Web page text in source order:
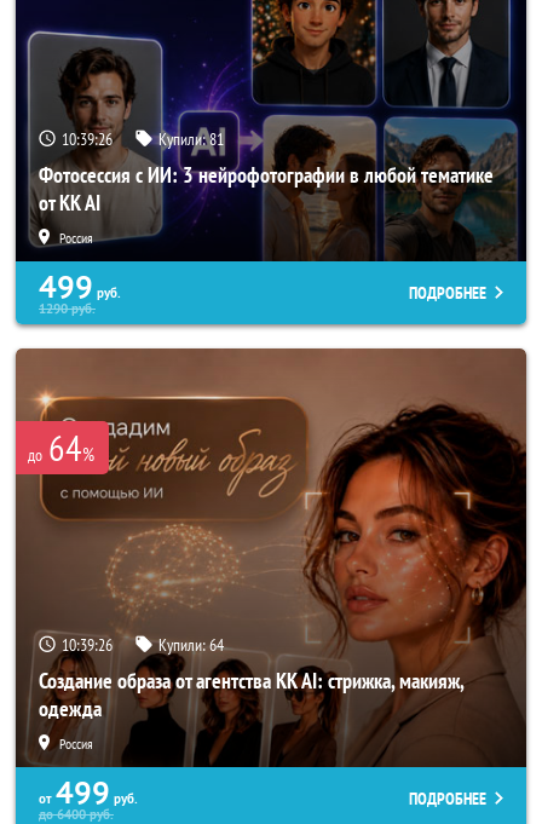
10:39:25 Купили:81
Фотосессия с ИИ: 3 нейрофотографии в любой тематике
от KK AI
Россия
499 руб.
1290руб.
ПОДРОБНЕЕ
до 64%
10:39:25 Купили:64
Создание образа от агентства KK AI: стрижка, макияж,
одежда
Россия
от 499 руб.
до6400руб.
ПОДРОБНЕЕ